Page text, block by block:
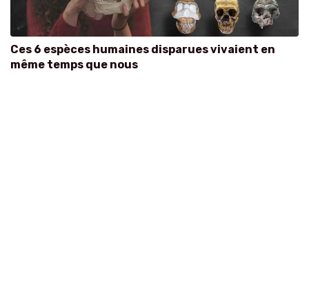
Ces 6 espèces humaines disparues vivaient en
même temps que nous